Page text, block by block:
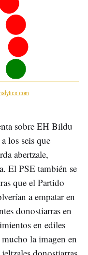
sobre EH Bildu
los seis que
abertzale,
El PSE también se
que el Partido
a empatar en
donostiarras en
en ediles
la imagen en